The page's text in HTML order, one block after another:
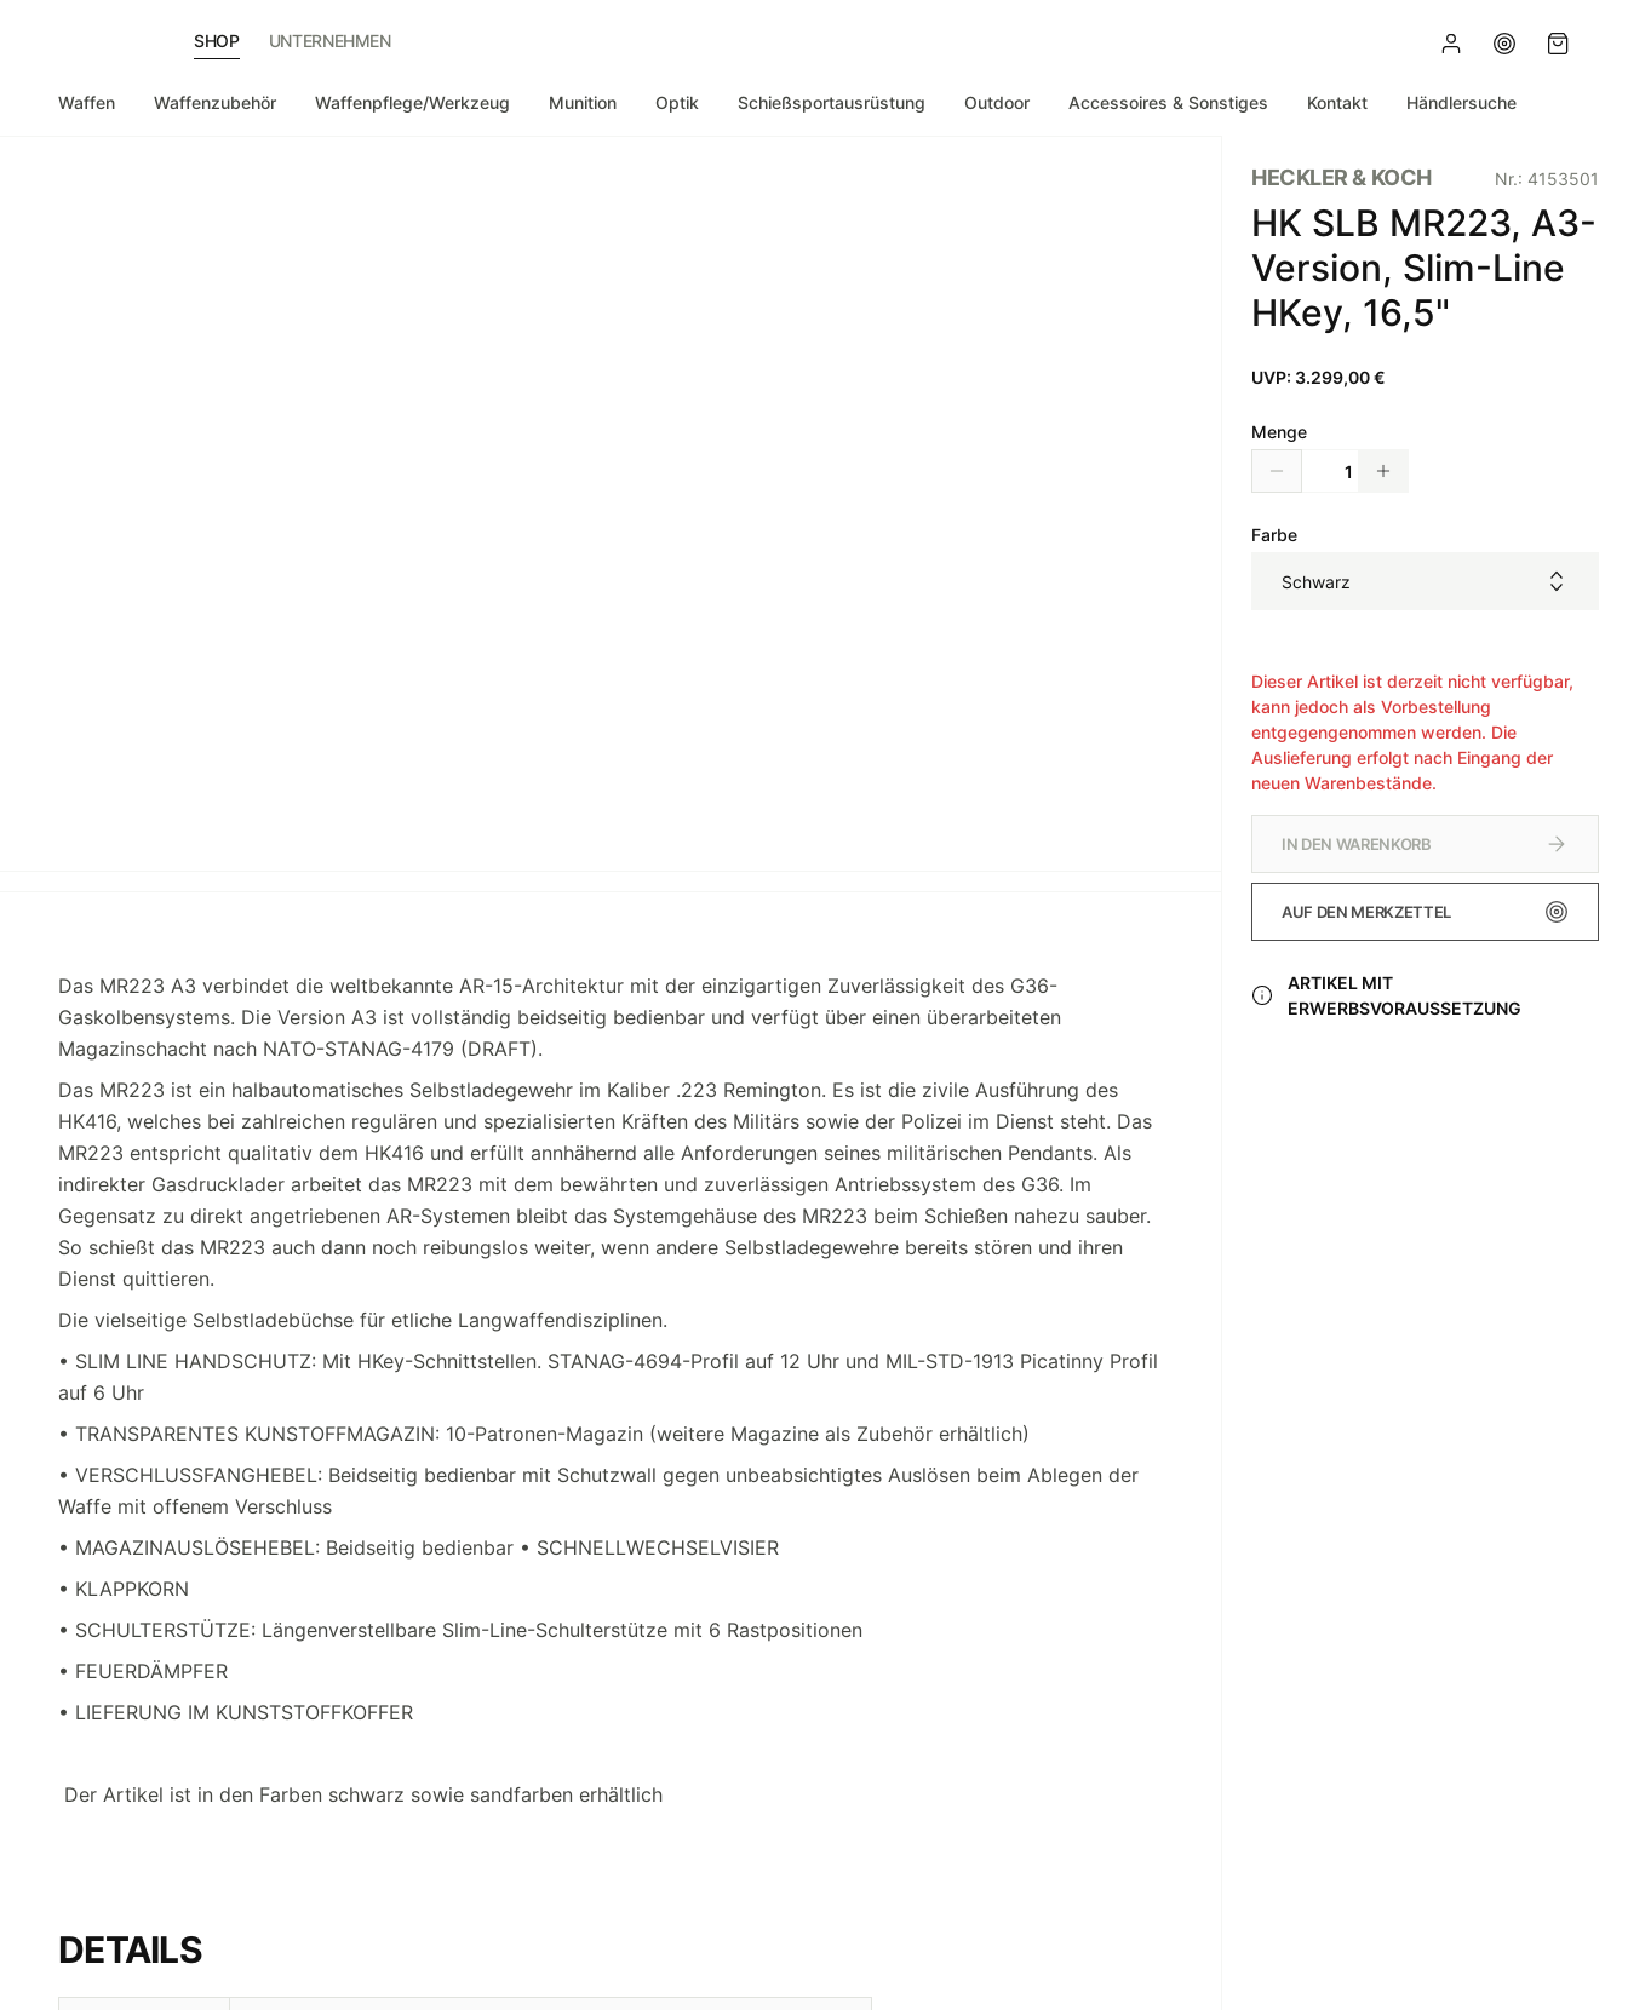
SHOP UNTERNEHMEN
Waffen Waffenzubehör Waffenpflege/Werkzeug Munition Optik Schießsportausrüstung Outdoor Accessoires & Sonstiges Kontakt Händlersuche
Das MR223 A3 verbindet die weltbekannte AR-15-Architektur mit der einzigartigen Zuverlässigkeit des G36-
Gaskolbensystems. Die Version A3 ist vollständig beidseitig bedienbar und verfügt über einen überarbeiteten
Magazinschacht nach NATO-STANAG-4179 (DRAFT).
Das MR223 ist ein halbautomatisches Selbstladegewehr im Kaliber .223 Remington. Es ist die zivile Ausführung des
HK416, welches bei zahlreichen regulären und spezialisierten Kräften des Militärs sowie der Polizei im Dienst steht. Das
MR223 entspricht qualitativ dem HK416 und erfüllt annhähernd alle Anforderungen seines militärischen Pendants. Als
indirekter Gasdrucklader arbeitet das MR223 mit dem bewährten und zuverlässigen Antriebssystem des G36. Im
Gegensatz zu direkt angetriebenen AR-Systemen bleibt das Systemgehäuse des MR223 beim Schießen nahezu sauber.
So schießt das MR223 auch dann noch reibungslos weiter, wenn andere Selbstladegewehre bereits stören und ihren
Dienst quittieren.
Die vielseitige Selbstladebüchse für etliche Langwaffendisziplinen.
• SLIM LINE HANDSCHUTZ: Mit HKey-Schnittstellen. STANAG-4694-Profil auf 12 Uhr und MIL-STD-1913 Picatinny Profil
auf 6 Uhr
• TRANSPARENTES KUNSTOFFMAGAZIN: 10-Patronen-Magazin (weitere Magazine als Zubehör erhältlich)
• VERSCHLUSSFANGHEBEL: Beidseitig bedienbar mit Schutzwall gegen unbeabsichtigtes Auslösen beim Ablegen der
Waffe mit offenem Verschluss
• MAGAZINAUSLÖSEHEBEL: Beidseitig bedienbar • SCHNELLWECHSELVISIER
• KLAPPKORN
• SCHULTERSTÜTZE: Längenverstellbare Slim-Line-Schulterstütze mit 6 Rastpositionen
• FEUERDÄMPFER
• LIEFERUNG IM KUNSTSTOFFKOFFER
Der Artikel ist in den Farben schwarz sowie sandfarben erhältlich
DETAILS
HECKLER & KOCH Nr.: 4153501
HK SLB MR223, A3-
Version, Slim-Line
HKey, 16,5"
UVP: 3.299,00 €
Menge
Farbe
Schwarz
Dieser Artikel ist derzeit nicht verfügbar,
kann jedoch als Vorbestellung
entgegengenommen werden. Die
Auslieferung erfolgt nach Eingang der
neuen Warenbestände.
IN DEN WARENKORB
AUF DEN MERKZETTEL
ARTIKEL MIT
ERWERBSVORAUSSETZUNG